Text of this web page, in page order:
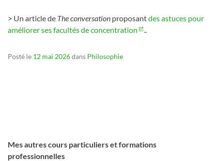
> Un article de The conversation proposantdes astuces pour
améliorer ses facultés de concentration
..
Posté le 12 mai 2026dans Philosophie
Mes autres cours particuliers et formations
professionnelles